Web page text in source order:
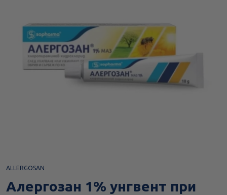
ALLERGOSAN
Алергозан 1% унгвент при